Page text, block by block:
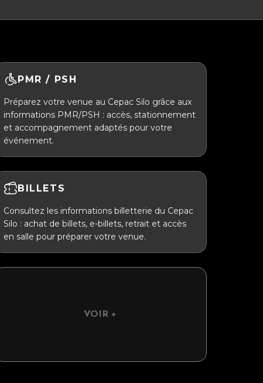
PMR / PSH
Préparez votre venue au Cepac Silo grâce aux
informations PMR/PSH : accès, stationnement
et accompagnement adaptés pour votre
événement.
BILLETS
Consultez les informations billetterie du Cepac
Silo : achat de billets, e-billets, retrait et accès
en salle pour préparer votre venue.
VOIR +